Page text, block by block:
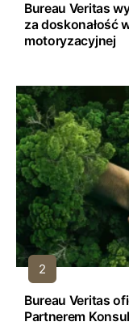
Bureau Veritas
za doskonałość
motoryzacyjnej
Bureau Veritas
Partnerem